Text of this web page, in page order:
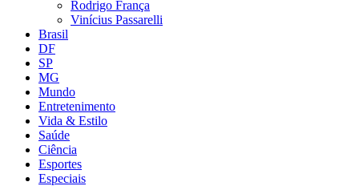
Rodrigo França
Vinícius Passarelli
Brasil
DF
SP
MG
Mundo
Entretenimento
Vida & Estilo
Saúde
Ciência
Esportes
Especiais